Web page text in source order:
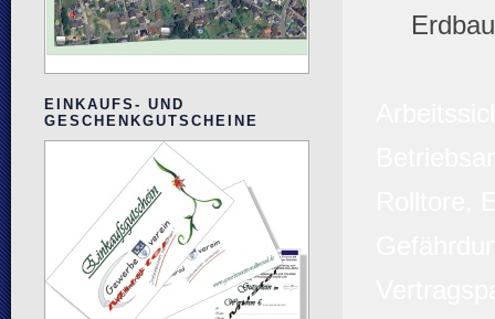
EINKAUFS- UND
GESCHENKGUTSCHEINE